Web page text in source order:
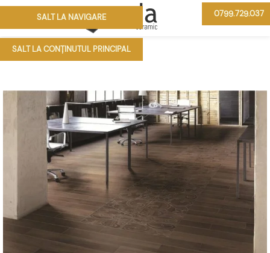
SALT LA NAVIGARE
SALT LA CONȚINUTUL PRINCIPAL
0799.729.037